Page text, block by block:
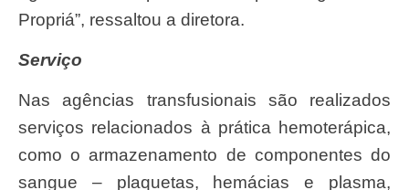
Propriá”, ressaltou a diretora.
Serviço
Nas agências transfusionais são realizados
serviços relacionados à prática hemoterápica,
como o armazenamento de componentes do
sangue – plaquetas, hemácias e plasma,